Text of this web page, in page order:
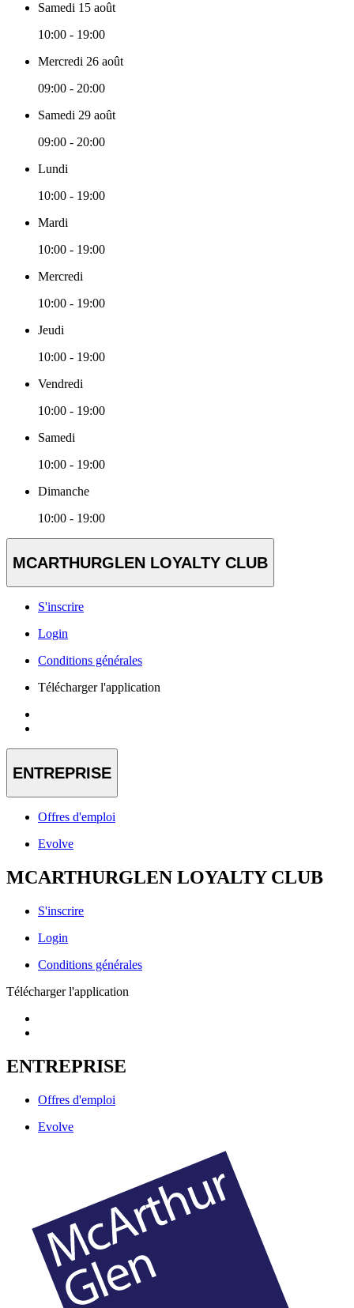
Samedi 15 août
10:00 - 19:00
Mercredi 26 août
09:00 - 20:00
Samedi 29 août
09:00 - 20:00
Lundi
10:00 - 19:00
Mardi
10:00 - 19:00
Mercredi
10:00 - 19:00
Jeudi
10:00 - 19:00
Vendredi
10:00 - 19:00
Samedi
10:00 - 19:00
Dimanche
10:00 - 19:00
MCARTHURGLEN LOYALTY CLUB
S'inscrire
Login
Conditions générales
Télécharger l'application
ENTREPRISE
Offres d'emploi
Evolve
MCARTHURGLEN LOYALTY CLUB
S'inscrire
Login
Conditions générales
Télécharger l'application
ENTREPRISE
Offres d'emploi
Evolve